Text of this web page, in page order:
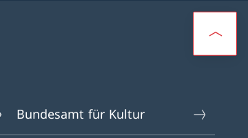
Bundesamt für Kultur